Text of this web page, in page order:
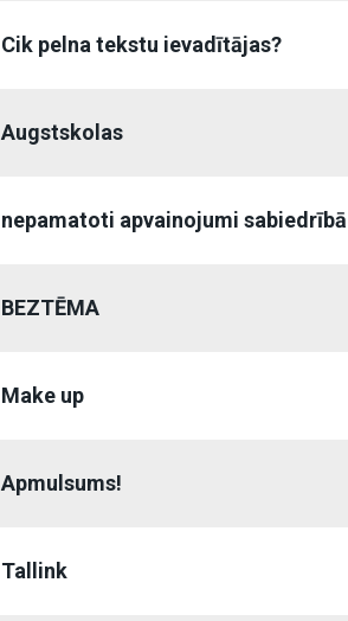
Cik pelna tekstu ievadītājas?
Augstskolas
nepamatoti apvainojumi sabiedrībā
BEZTĒMA
Make up
Apmulsums!
Tallink